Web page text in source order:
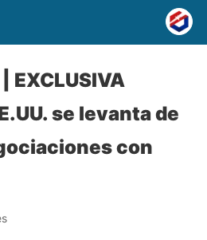
EXCLUSIVA
se levanta de
con